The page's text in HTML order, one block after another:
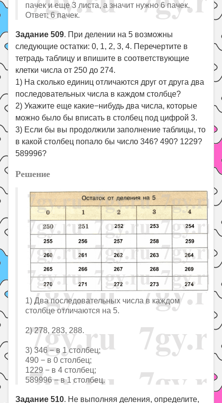
пачек и еще 3 листа, а значит нужно 6 пачек.
Ответ: 6 пачек.
Задание 509. При делении на 5 возможны
следующие остатки: 0, 1, 2, 3, 4. Перечертите в
тетрадь таблицу и впишите в соответствующие
клетки числа от 250 до 274.
1) На сколько единиц отличаются друг от друга два
последовательных числа в каждом столбце?
2) Укажите еще какие−нибудь два числа, которые
можно было бы вписать в столбец под цифрой 3.
3) Если бы вы продолжили заполнение таблицы, то
в какой столбец попало бы число 346? 490? 1229?
589996?
Решение
1) Два последовательных числа в каждом
столбце отличаются на 5.
2) 278, 283, 288.
3) 346 − в 1 столбец;
490 − в 0 столбец;
1229 − в 4 столбец;
589996 − в 1 столбец.
Задание 510. Не выполняя деления, определите,